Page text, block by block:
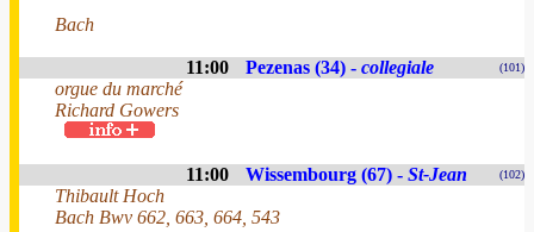
Bach
11:00 Pezenas (34) - collegiale (101)
orgue du marché
Richard Gowers
11:00 Wissembourg (67) - St-Jean (102)
Thibault Hoch
Bach Bwv 662, 663, 664, 543